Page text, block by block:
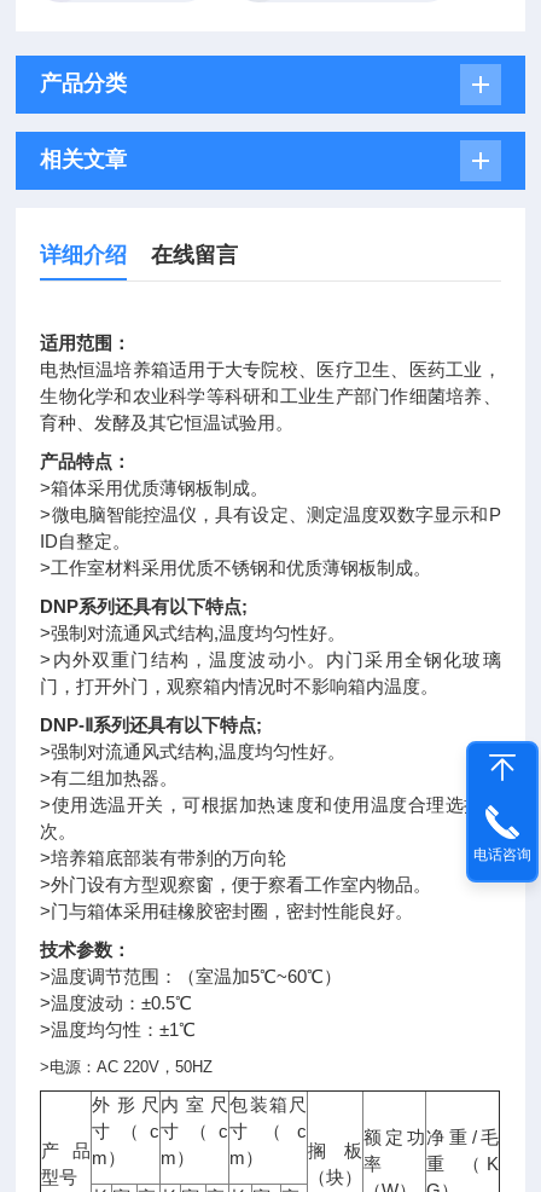
产品分类
相关文章
详细介绍 在线留言
适用范围：
电热恒温培养箱适用于大专院校、医疗卫生、医药工业，
生物化学和农业科学等科研和工业生产部门作细菌培养、
育种、发酵及其它恒温试验用。
产品特点：
>箱体采用优质薄钢板制成。
>微电脑智能控温仪，具有设定、测定温度双数字显示和P
ID自整定。
>工作室材料采用优质不锈钢和优质薄钢板制成。
DNP系列还具有以下特点;
>强制对流通风式结构,温度均匀性好。
>内外双重门结构，温度波动小。内门采用全钢化玻璃
门，打开外门，观察箱内情况时不影响箱内温度。
DNP-Ⅱ系列还具有以下特点;
>强制对流通风式结构,温度均匀性好。
>有二组加热器。
>使用选温开关，可根据加热速度和使用温度合理选择档
次。
>培养箱底部装有带刹的万向轮
>外门设有方型观察窗，便于察看工作室内物品。
>门与箱体采用硅橡胶密封圈，密封性能良好。
技术参数：
>温度调节范围：（室温加5℃~60℃）
>温度波动：±0.5℃
>温度均匀性：±1℃
>电源：AC 220V ，50HZ
产品
型号
外形尺
寸（c
m）
内室尺
寸（c
m）
包装箱尺
寸（c
m）
搁板
（块）
额定功
率
净重 /毛
重
（ K
电话咨询